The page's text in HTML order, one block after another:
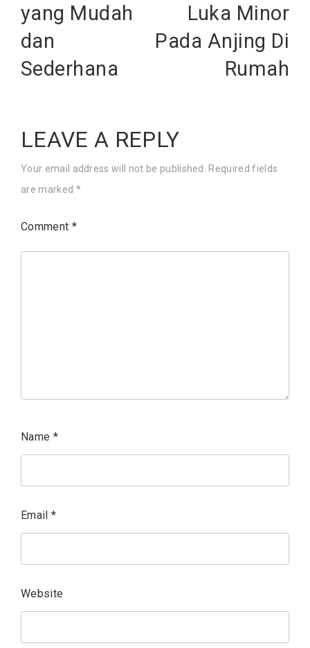
yang Mudah
dan
Sederhana
Luka Minor
Pada Anjing Di
Rumah
LEAVE A REPLY
Your email address will not be published.
Required fields
are marked *
Comment *
Name *
Email *
Website